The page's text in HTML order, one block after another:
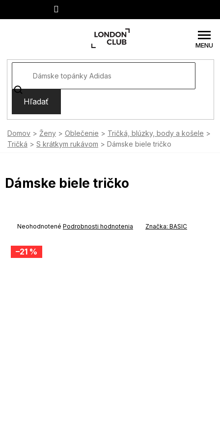
Hľadať
Domov Ženy Oblečenie
Tričká, blúzky, body a košele
Tričká
S krátkym rukávom Dámske biele tričko
Dámske biele tričko
Priemerné
je
0,0
Neohodnotené Podrobnosti hodnotenia Značka: BASIC
–21 %